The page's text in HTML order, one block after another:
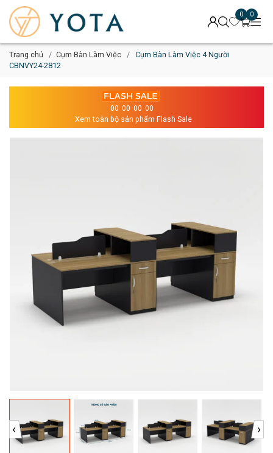
0 0
Trang chủ Cụm Bàn Làm Việc
Cụm Bàn Làm Việc 4 Người
CBNVY24-2812
00 00 00 00
Xem toàn bộ sản phẩm Flash Sale
‹ ›